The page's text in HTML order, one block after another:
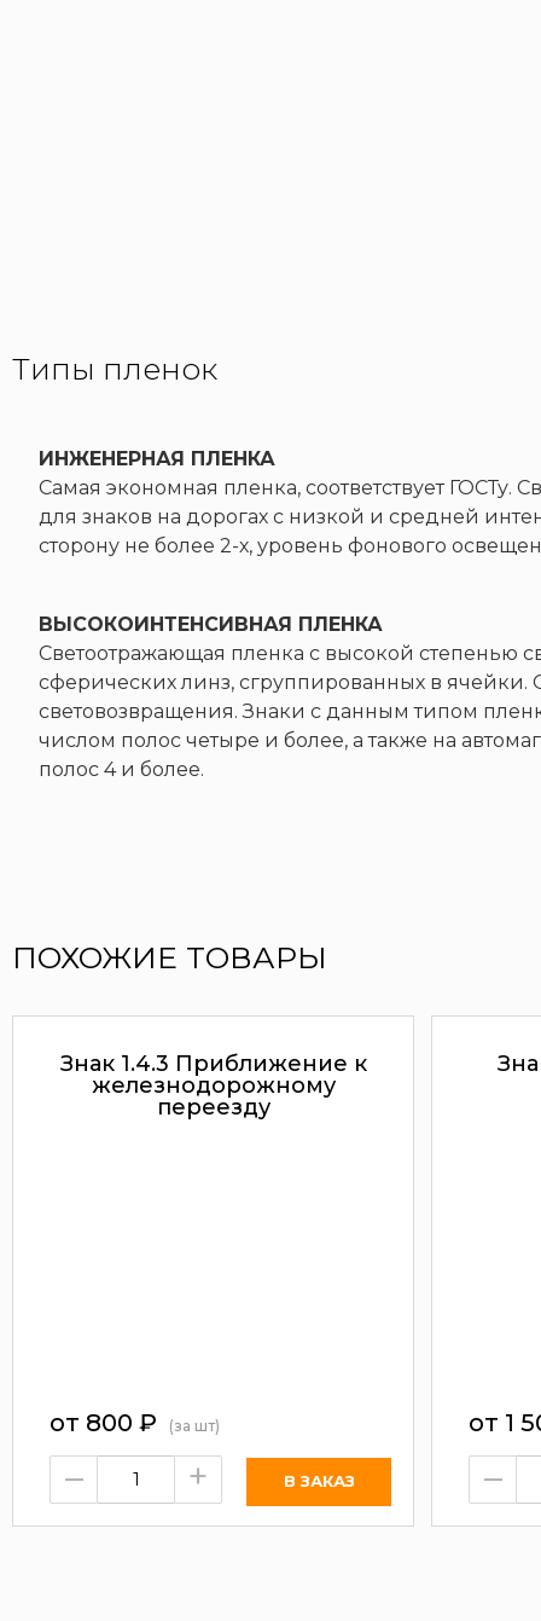
Типы пленок
ИНЖЕНЕРНАЯ ПЛЕНКА
Самая экономная пленка, соответствует
для знаков на дорогах с низкой и средней
сторону не более 2-х, уровень фонового
ВЫСОКОИНТЕНСИВНАЯ ПЛЕНКА
Светоотражающая пленка с высокой степенью
сферических линз, сгруппированных в
световозвращения. Знаки с данным типом
числом полос четыре и более, а также на
полос 4 и более.
ПОХОЖИЕ ТОВАРЫ
Знак 1.4.3 Приближение к
железнодорожному
переезду
от 800 ₽ (за шт)
– +
от 1
–